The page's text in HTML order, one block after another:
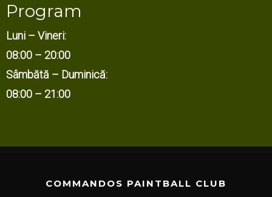
Program
Luni – Vineri:
08:00 – 20:00
Sâmbătă – Duminică:
08:00 – 21:00
COMMANDOS PAINTBALL CLUB